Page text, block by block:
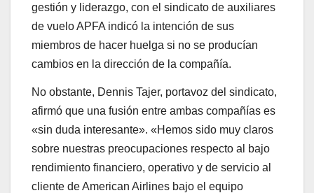
gestión y liderazgo, con el sindicato de auxiliares
de vuelo APFA indicó la intención de sus
miembros de hacer huelga si no se producían
cambios en la dirección de la compañía.
No obstante, Dennis Tajer, portavoz del sindicato,
afirmó que una fusión entre ambas compañías es
«sin duda interesante». «Hemos sido muy claros
sobre nuestras preocupaciones respecto al bajo
rendimiento financiero, operativo y de servicio al
cliente de American Airlines bajo el equipo